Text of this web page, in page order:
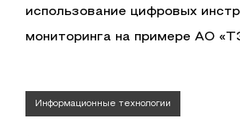
использование цифровых
мониторинга на примере АО
Информационные технологии